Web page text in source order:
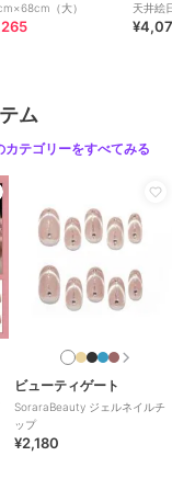
（大）
天井絵
ム
カテゴリーをすべてみる
ビューティゲート
SoraraBeauty ジェルネイルチ
ップ
¥2,180